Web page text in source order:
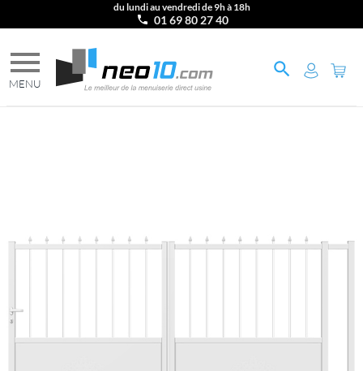
du lundi au vendredi de 9h à 18h
01 69 80 27 40